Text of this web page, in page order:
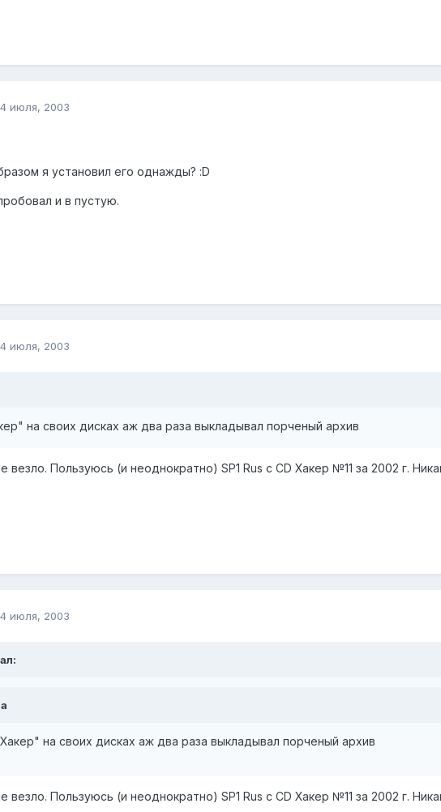
июля, 2003
я установил его однажды? :D
и в пустую.
июля, 2003
на своих дисках аж два раза выкладывал порченый архив
везло. Пользуюсь (и неоднократно) SP1 Rus с CD Хакер №11 за 2002 г.
июля, 2003
на своих дисках аж два раза выкладывал порченый архив
везло. Пользуюсь (и неоднократно) SP1 Rus с CD Хакер №11 за 2002 г.